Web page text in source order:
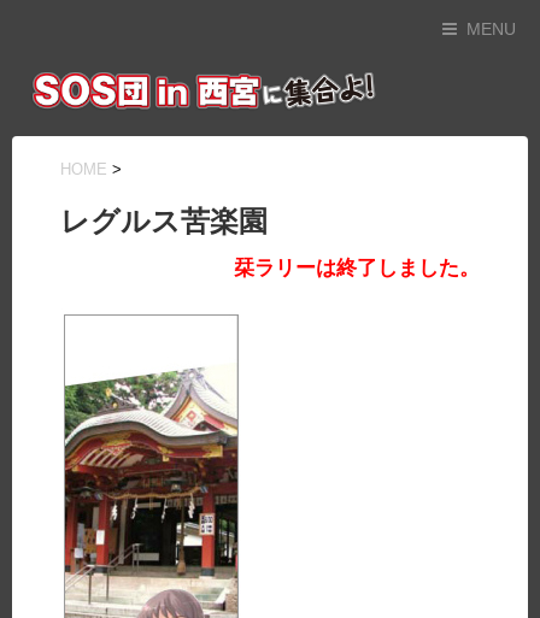
MENU
HOME >
レグルス苦楽園
栞ラリーは終了しました。